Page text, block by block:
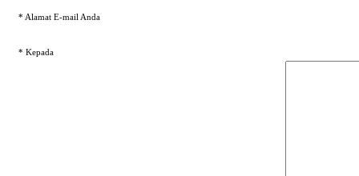
* Alamat E-mail Anda
* Kepada